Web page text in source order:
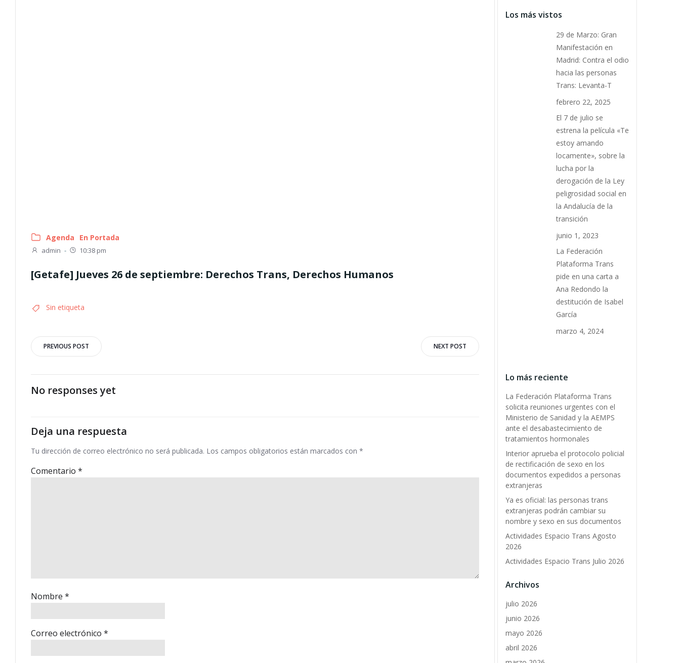
Agenda En Portada
admin - 10:38 pm
[Getafe] Jueves 26 de septiembre: Derechos Trans, Derechos Humanos
Sin etiqueta
Navegación
por
las
entradas
PREVIOUS POST
por
NEXT POST
No responses yet
Deja una respuesta
Tu dirección de correo electrónico no será publicada. Los campos obligatorios están marcados con *
Comentario *
Nombre *
Correo electrónico *
Los más vistos
29 de Marzo: Gran
Manifestación en
Madrid: Contra el odio
hacia las personas
Trans: Levanta-T
febrero 22, 2025
El 7 de julio se
estrena la película «Te
estoy amando
locamente», sobre la
lucha por la
derogación de la Ley
peligrosidad social en
la Andalucía de la
transición
junio 1, 2023
La Federación
Plataforma Trans
pide en una carta a
Ana Redondo la
destitución de Isabel
García
marzo 4, 2024
Lo más reciente
La Federación Plataforma Trans
solicita reuniones urgentes con el
Ministerio de Sanidad y la AEMPS
ante el desabastecimiento de
tratamientos hormonales
Interior aprueba el protocolo policial
de rectificación de sexo en los
documentos expedidos a personas
extranjeras
Ya es oficial: las personas trans
extranjeras podrán cambiar su
nombre y sexo en sus documentos
Actividades Espacio Trans Agosto
2026
Actividades Espacio Trans Julio 2026
Archivos
julio 2026
junio 2026
mayo 2026
abril 2026